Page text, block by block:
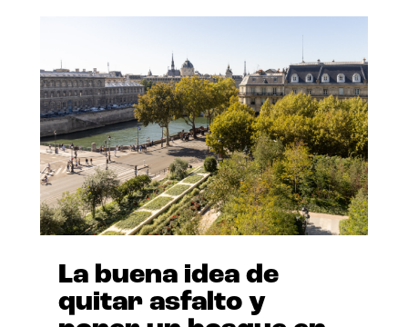
La buena idea de
quitar asfalto y